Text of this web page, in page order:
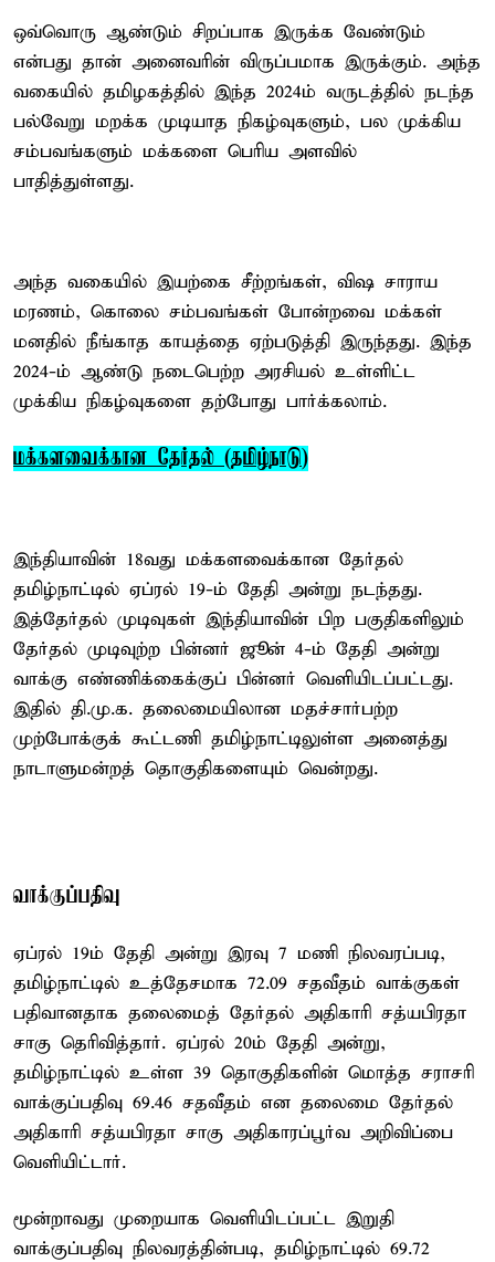
ஒவ்வொரு ஆண்டும் சிறப்பாக இருக்க வேண்டும்
என்பது தான் அனைவரின் விருப்பமாக இருக்கும். அந்த
வகையில் தமிழகத்தில் இந்த 2024ம் வருடத்தில் நடந்த
பல்வேறு மறக்க முடியாத நிகழ்வுகளும், பல முக்கிய
சம்பவங்களும் மக்களை பெரிய அளவில்
பாதித்துள்ளது.
அந்த வகையில் இயற்கை சீற்றங்கள், விஷ சாராய
மரணம், கொலை சம்பவங்கள் போன்றவை மக்கள்
மனதில் நீங்காத காயத்தை ஏற்படுத்தி இருந்தது. இந்த
2024-ம் ஆண்டு நடைபெற்ற அரசியல் உள்ளிட்ட
முக்கிய நிகழ்வுகளை தற்போது பார்க்கலாம்.
மக்களவைக்கான தேர்தல் (தமிழ்நாடு)
இந்தியாவின் 18வது மக்களவைக்கான தேர்தல்
தமிழ்நாட்டில் ஏப்ரல் 19-ம் தேதி அன்று நடந்தது.
இத்தேர்தல் முடிவுகள் இந்தியாவின் பிற பகுதிகளிலும்
தேர்தல் முடிவுற்ற பின்னர் ஜூன் 4-ம் தேதி அன்று
வாக்கு எண்ணிக்கைக்குப் பின்னர் வெளியிடப்பட்டது.
இதில் தி.மு.க. தலைமையிலான மதச்சார்பற்ற
முற்போக்குக் கூட்டணி தமிழ்நாட்டிலுள்ள அனைத்து
நாடாளுமன்றத் தொகுதிகளையும் வென்றது.
வாக்குப்பதிவு
ஏப்ரல் 19ம் தேதி அன்று இரவு 7 மணி நிலவரப்படி,
தமிழ்நாட்டில் உத்தேசமாக 72.09 சதவீதம் வாக்குகள்
பதிவானதாக தலைமைத் தேர்தல் அதிகாரி சத்யபிரதா
சாகு தெரிவித்தார். ஏப்ரல் 20ம் தேதி அன்று,
தமிழ்நாட்டில் உள்ள 39 தொகுதிகளின் மொத்த சராசரி
வாக்குப்பதிவு 69.46 சதவீதம் என தலைமை தேர்தல்
அதிகாரி சத்யபிரதா சாகு அதிகாரப்பூர்வ அறிவிப்பை
வெளியிட்டார்.
மூன்றாவது முறையாக வெளியிடப்பட்ட இறுதி
வாக்குப்பதிவு நிலவரத்தின்படி, தமிழ்நாட்டில் 69.72